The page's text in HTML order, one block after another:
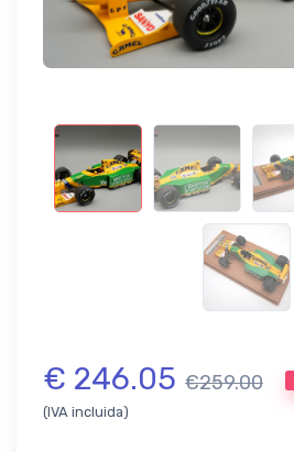
€ 246.05 €259.00
(IVA incluida)